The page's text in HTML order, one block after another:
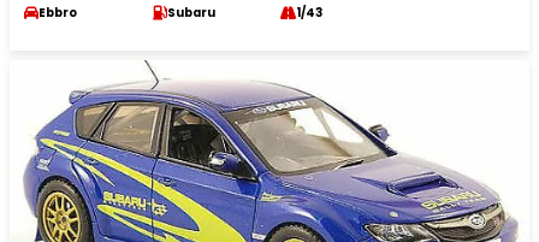
Ebbro Subaru 1/43